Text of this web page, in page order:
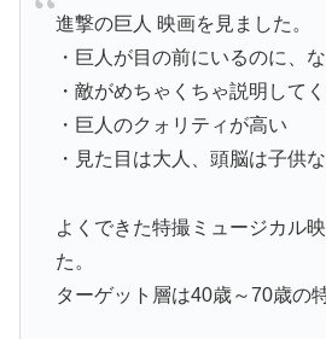
進撃の巨人 映画を見ました。
・巨人が目の前にいるのに、
・敵がめちゃくちゃ説明して
・巨人のクォリティが高い
・見た目は大人、頭脳は子供
よくできた特撮ミュージカル
た。
ターゲット層は40歳～70歳の